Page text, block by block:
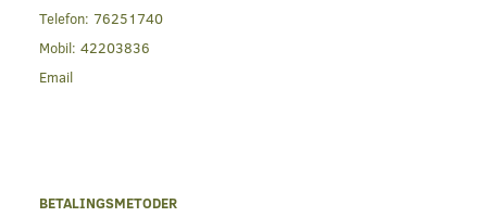
Telefon: 76251740
Mobil: 42203836
Email
BETALINGSMETODER